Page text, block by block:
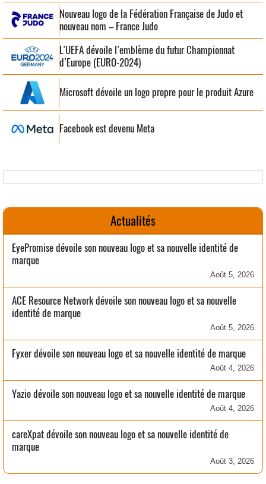
Nouveau logo de la Fédération Française de Judo et
nouveau nom – France Judo
L’UEFA dévoile l’emblème du futur Championnat
d’Europe (EURO-2024)
Microsoft dévoile un logo propre pour le produit Azure
Facebook est devenu Meta
Actualités
EyePromise dévoile son nouveau logo et sa nouvelle identité de
marque
Août 5, 2026
ACE Resource Network dévoile son nouveau logo et sa nouvelle
identité de marque
Août 5, 2026
Fyxer dévoile son nouveau logo et sa nouvelle identité de marque
Août 4, 2026
Yazio dévoile son nouveau logo et sa nouvelle identité de marque
Août 4, 2026
careXpat dévoile son nouveau logo et sa nouvelle identité de
marque
Août 3, 2026